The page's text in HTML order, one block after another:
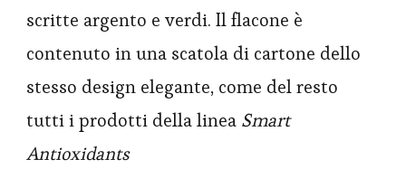
scritte argento e verdi. Il flacone è
contenuto in una scatola di cartone dello
stesso design elegante, come del resto
tutti i prodotti della linea Smart
Antioxidants